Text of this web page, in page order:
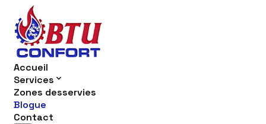
Accueil
Services
Zones desservies
Blogue
Contact